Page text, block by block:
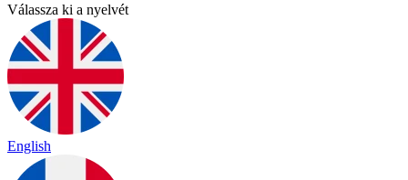
Válassza ki a nyelvét
English